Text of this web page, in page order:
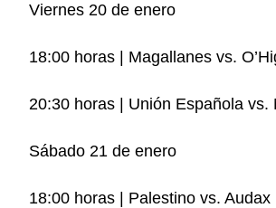
Viernes 20 de enero
18:00 horas | Magallanes vs.
20:30 horas | Unión Española vs.
Sábado 21 de enero
18:00 horas | Palestino vs.